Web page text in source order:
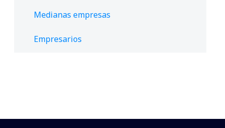
Medianas empresas
Empresarios